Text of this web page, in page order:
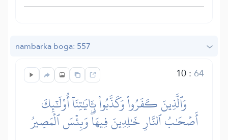
nambarka boga: 557
10:64
وَٱلَّذِينَ كَفَرُواْ وَكَذَّبُواْ بِـَٔايَٰتِنَآ أُوْلَٰٓئِكَ
أَصۡحَٰبُ ٱلنَّارِ خَٰلِدِينَ فِيهَاۖ وَبِئۡسَ ٱلۡمَصِيرُ